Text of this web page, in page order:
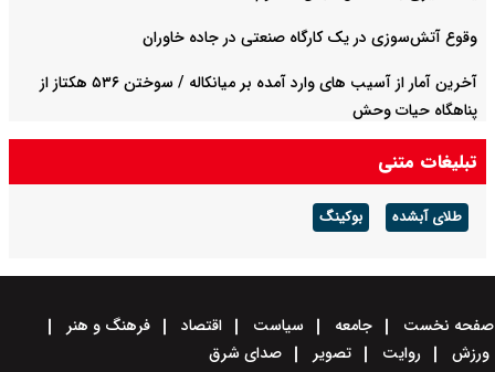
وقوع آتش‌سوزی در یک کارگاه صنعتی در جاده خاوران
آخرین آمار از آسیب های وارد آمده بر میانکاله / سوختن ۵۳۶ هکتاز از
پناهگاه حیات وحش
تبلیغات متنی
طلای آبشده بوکینگ
صفحه نخست جامعه سیاست اقتصاد
فرهنگ و هنر
ورزش
روایت تصویر صدای شرق